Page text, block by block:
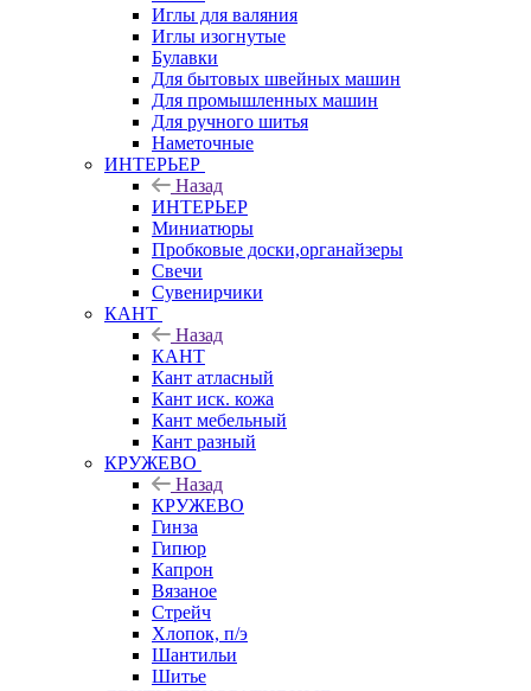
Иглы для валяния
Иглы изогнутые
Булавки
Для бытовых швейных машин
Для промышленных машин
Для ручного шитья
Наметочные
ИНТЕРЬЕР
Назад
ИНТЕРЬЕР
Миниатюры
Пробковые доски,органайзеры
Свечи
Сувенирчики
КАНТ
Назад
КАНТ
Кант атласный
Кант иск. кожа
Кант мебельный
Кант разный
КРУЖЕВО
Назад
КРУЖЕВО
Гинза
Гипюр
Капрон
Вязаное
Стрейч
Хлопок, п/э
Шантильи
Шитье